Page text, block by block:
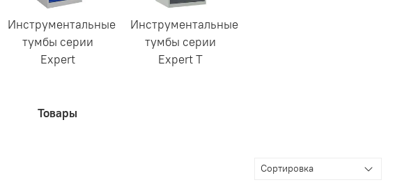
Инструментальные
тумбы серии
Expert
Инструментальные
тумбы серии
Expert T
Товары